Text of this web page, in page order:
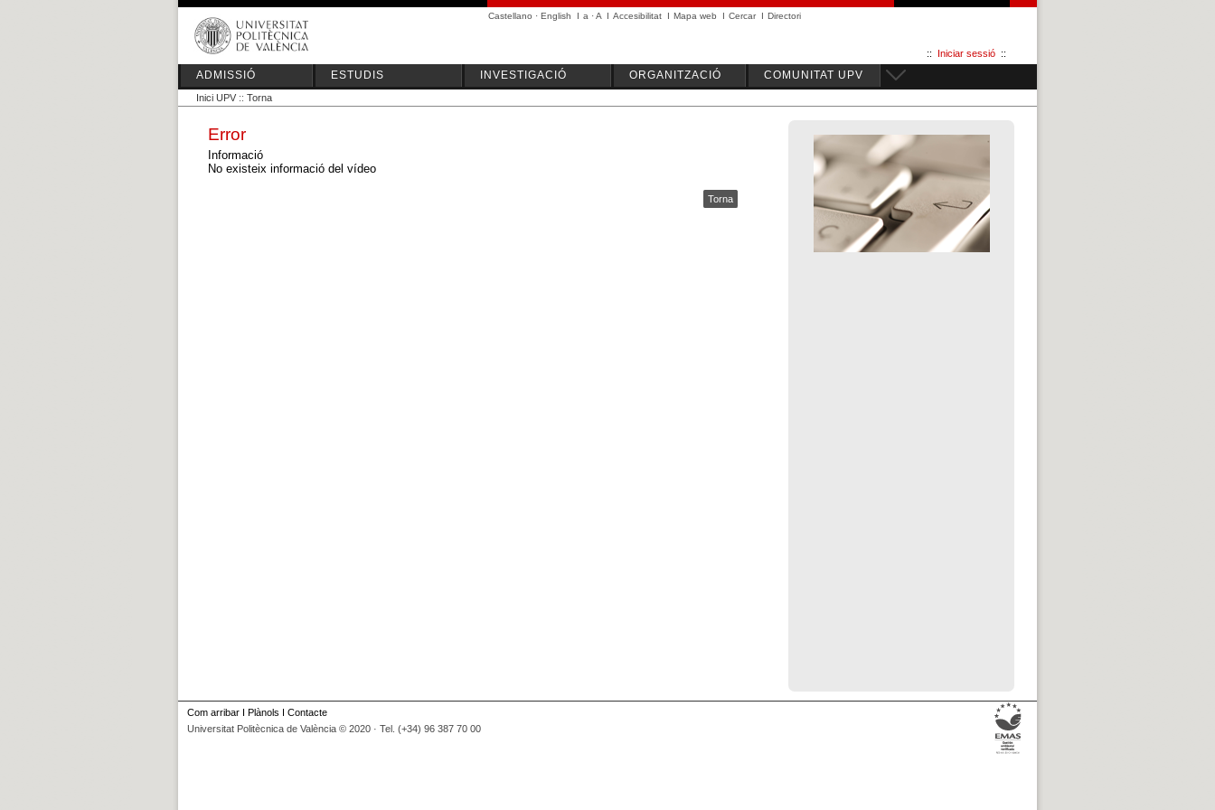
Castellano · English I a ·A I Accesibilitat I Mapa web I Cercar I Directori
:: Iniciar sessió ::
ADMISSIÓ ESTUDIS INVESTIGACIÓ ORGANITZACIÓ COMUNITAT UPV
Inici UPV :: Torna
Error
Informació
No existeix informació del vídeo
Torna
Com arribar I Plànols I Contacte
Universitat Politècnica de València © 2020 · Tel. (+34) 96 387 70 00